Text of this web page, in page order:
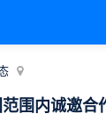
围内诚邀合